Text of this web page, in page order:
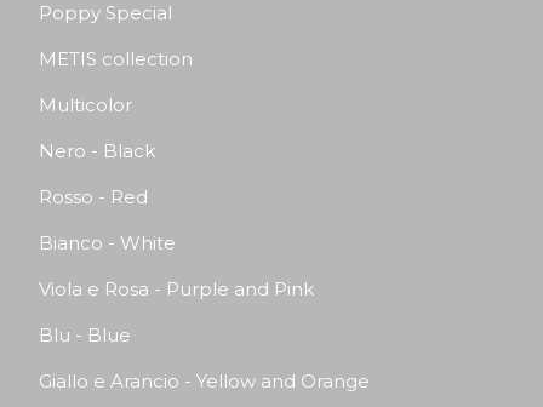
Poppy Special
METIS collection
Multicolor
Nero - Black
Rosso - Red
Bianco - White
Viola e Rosa - Purple and Pink
Blu - Blue
Giallo e Arancio - Yellow and Orange